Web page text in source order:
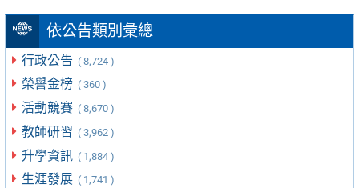
依公告類別彙總
行政公告 ( 8,724 )
榮譽金榜 ( 360 )
活動競賽 ( 8,670 )
教師研習 ( 3,962 )
升學資訊 ( 1,884 )
生涯發展 ( 1,741 )